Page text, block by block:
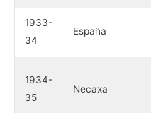
1933-
34
España
1934-
35
Necaxa